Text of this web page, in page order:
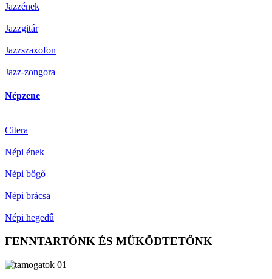
Jazzének
Jazzgitár
Jazzszaxofon
Jazz-zongora
Népzene
Citera
Népi ének
Népi bőgő
Népi brácsa
Népi hegedű
FENNTARTÓNK ÉS MŰKÖDTETŐNK